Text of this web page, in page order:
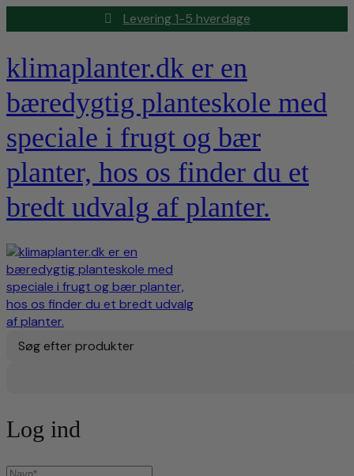
Levering 1-5 hverdage
klimaplanter.dk er en
bæredygtig planteskole med
speciale i frugt og bær
planter, hos os finder du et
bredt udvalg af planter.
Søg efter produkter
Log ind